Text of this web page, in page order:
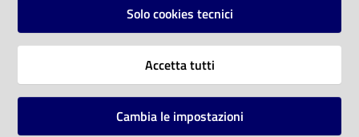
Vai alla pagina
Solo cookies tecnici
Accetta tutti
Cambia le impostazioni